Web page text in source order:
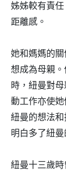
姊姊較有責
距離感。
她和媽媽的
想成為母親
時，紐曼對
動工作亦使
紐曼的想法
明白多了紐曼
紐曼十三歲